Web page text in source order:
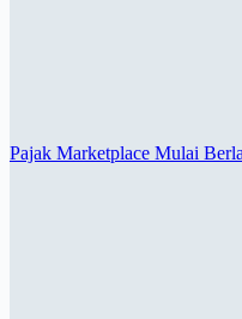
Pajak Marketplace Mulai